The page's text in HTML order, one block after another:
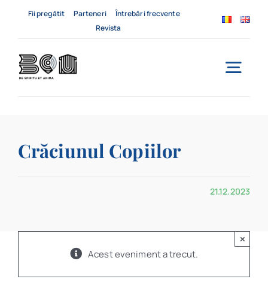
Fii pregătit Parteneri
Întrebări frecvente
Revista
Despre noi
Servicii
Crăciunul Copiilor
21.12.2023
Acest eveniment a trecut.
×